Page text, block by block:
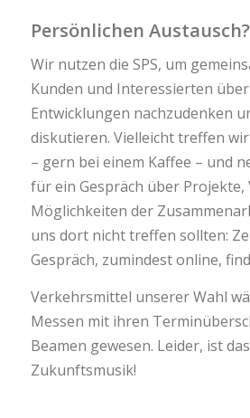
Persönlichen Austausch?
Wir nutzen die SPS, um
Kunden und Interessierten
Entwicklungen nachzudenken
diskutieren. Vielleicht treffen
– gern bei einem Kaffee – und
für ein Gespräch über Projekte,
Möglichkeiten der
uns dort nicht treffen sollten:
Gespräch, zumindest online,
Verkehrsmittel unserer Wahl
Messen mit ihren
Beamen gewesen. Leider, ist
Zukunftsmusik!